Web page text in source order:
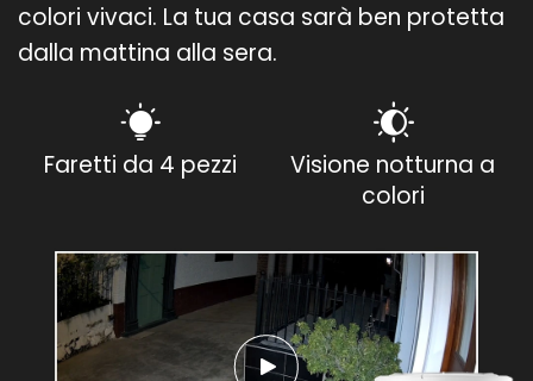
colori vivaci. La tua casa sarà ben protetta
dalla mattina alla sera.
Faretti da 4 pezzi
Visione notturna a
colori